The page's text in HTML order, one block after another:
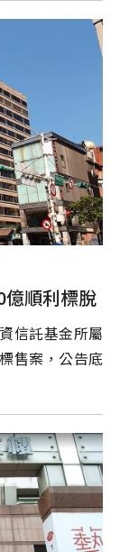
順利標脫
信託基金所屬
售案，公告底